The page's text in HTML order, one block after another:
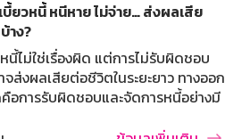
บี้ยวหนี้ หนีหาย ไม่จ่าย… ส่งผลเสีย
าง?
นี้ไม่ใช่เรื่องผิด แต่การไม่รับผิดชอบ
ส่งผลเสียต่อชีวิตในระยะยาว ทางออก
อการรับผิดชอบและจัดการหนี้อย่างมี